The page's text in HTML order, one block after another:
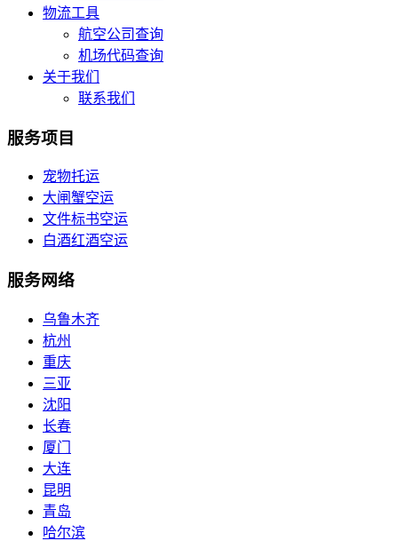
物流工具
航空公司查询
机场代码查询
关于我们
联系我们
服务项目
宠物托运
大闸蟹空运
文件标书空运
白酒红酒空运
服务网络
乌鲁木齐
杭州
重庆
三亚
沈阳
长春
厦门
大连
昆明
青岛
哈尔滨